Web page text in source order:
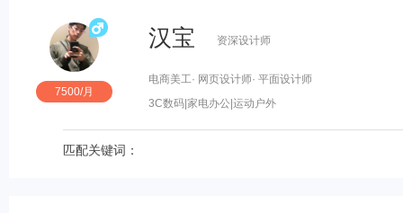
7500/月
汉宝 资深设计师
电商美工· 网页设计师· 平面设计师
3C数码 |家电办公 |运动户外
匹配关键词：